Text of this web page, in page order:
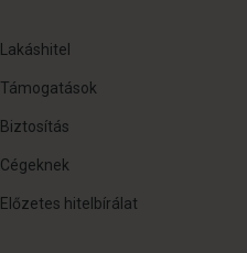
Lakáshitel
Támogatások
Biztosítás
Cégeknek
Előzetes hitelbírálat